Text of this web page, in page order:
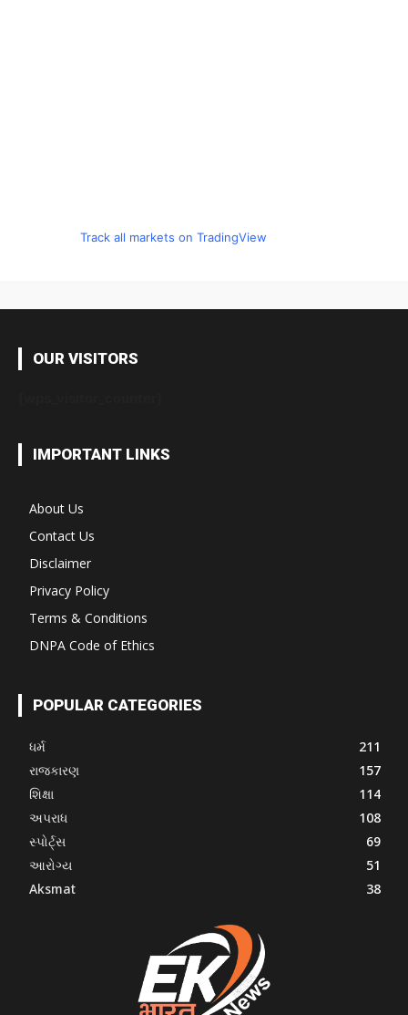
Track all markets on TradingView
OUR VISITORS
IMPORTANT LINKS
About Us
Contact Us
Disclaimer
Privacy Policy
Terms & Conditions
DNPA Code of Ethics
POPULAR CATEGORIES
ધર્મ
211
રાજકારણ
157
શિક્ષા
114
અપરાધ
108
સ્પોર્ટ્સ
69
આરોગ્ય
51
Aksmat
38